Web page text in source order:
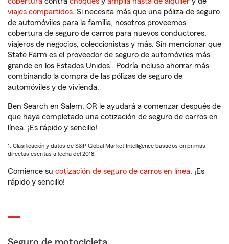
viajes compartidos. Si necesita más que una póliza de seguro
de automóviles para la familia, nosotros proveemos
cobertura de seguro de carros para nuevos conductores,
viajeros de negocios, coleccionistas y más. Sin mencionar que
State Farm es el proveedor de seguro de automóviles más
grande en los Estados Unidos1. Podría incluso ahorrar más
combinando la compra de las pólizas de seguro de
automóviles y de vivienda.
Ben Search en Salem, OR le ayudará a comenzar después de
que haya completado una cotización de seguro de carros en
línea. ¡Es rápido y sencillo!
1. Clasificación y datos de S&P Global Market Intelligence basados en primas
directas escritas a fecha del 2018.
Comience su cotización de seguro de carros en línea. ¡Es
rápido y sencillo!